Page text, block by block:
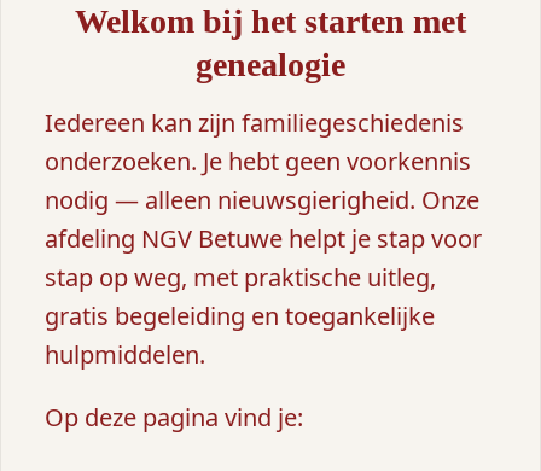
Welkom bij het starten met
genealogie
Iedereen kan zijn familiegeschiedenis
onderzoeken. Je hebt geen voorkennis
nodig — alleen nieuwsgierigheid. Onze
afdeling NGV Betuwe helpt je stap voor
stap op weg, met praktische uitleg,
gratis begeleiding en toegankelijke
hulpmiddelen.
Op deze pagina vind je: